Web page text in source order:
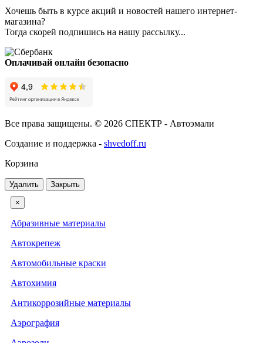
Хочешь быть в курсе акций и новостей нашего интернет-
магазина?
Тогда скорей подпишись на нашу рассылку...
Оплачивай онлайн безопасно
Все права защищены. © 2026 СПЕКТР - Автоэмали
Создание и поддержка - shvedoff.ru
Корзина
Удалить Закрыть
×
Абразивные материалы
Автокрепеж
Автомобильные краски
Автохимия
Антикоррозийные материалы
Аэрография